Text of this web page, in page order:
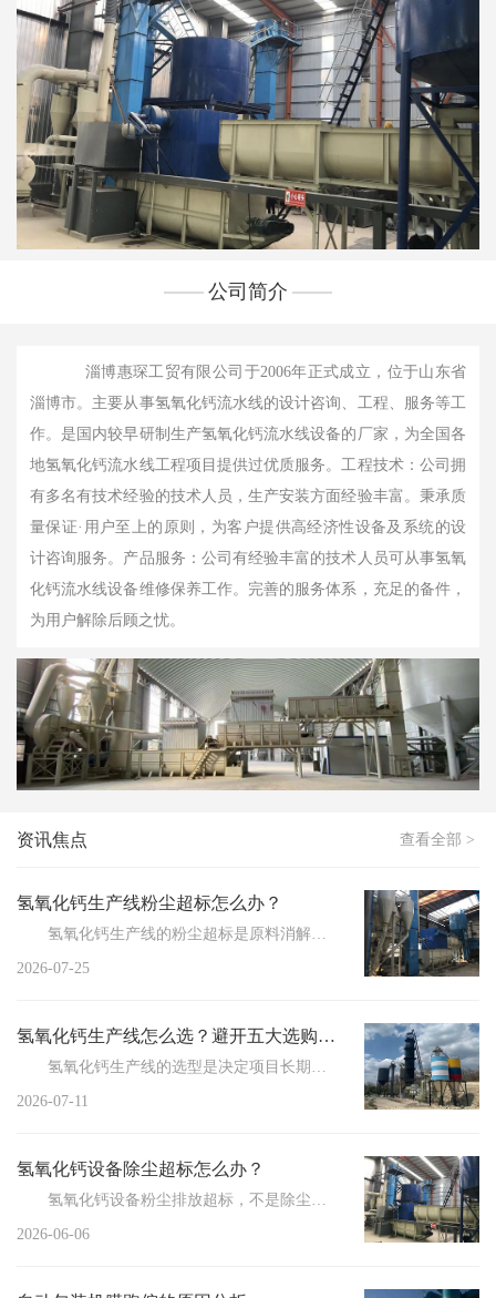
公司简介
淄博惠琛工贸有限公司于2006年正式成立，位于山东省
淄博市。主要从事氢氧化钙流水线的设计咨询、工程、服务等工
作。是国内较早研制生产氢氧化钙流水线设备的厂家，为全国各
地氢氧化钙流水线工程项目提供过优质服务。工程技术：公司拥
有多名有技术经验的技术人员，生产安装方面经验丰富。秉承质
量保证·用户至上的原则，为客户提供高经济性设备及系统的设
计咨询服务。产品服务：公司有经验丰富的技术人员可从事氢氧
化钙流水线设备维修保养工作。完善的服务体系，充足的备件，
为用户解除后顾之忧。
资讯焦点 查看全部 >
氢氧化钙生产线粉尘超标怎么办？
2026-07-25
氢氧化钙生产线怎么选？避开五大选购误区
2026-07-11
氢氧化钙设备除尘超标怎么办？
2026-06-06